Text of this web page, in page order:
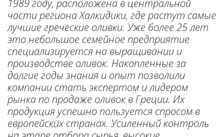
1989 году, расположена в центральной
части региона Халкидики, где растут самые
лучшие греческие оливки. Уже более 25 лет
это небольшое семейное предприятие
специализируется на выращивании и
производстве оливок. Накопленные за
долгие годы знания и опыт позволили
компании стать экспертом и лидером
рынка по продаже оливок в Греции. Их
продукция успешно пользуется спросом в
европейских странах. Усиленный контроль